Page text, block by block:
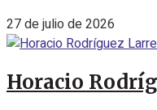
27 de julio de 2026
Horacio